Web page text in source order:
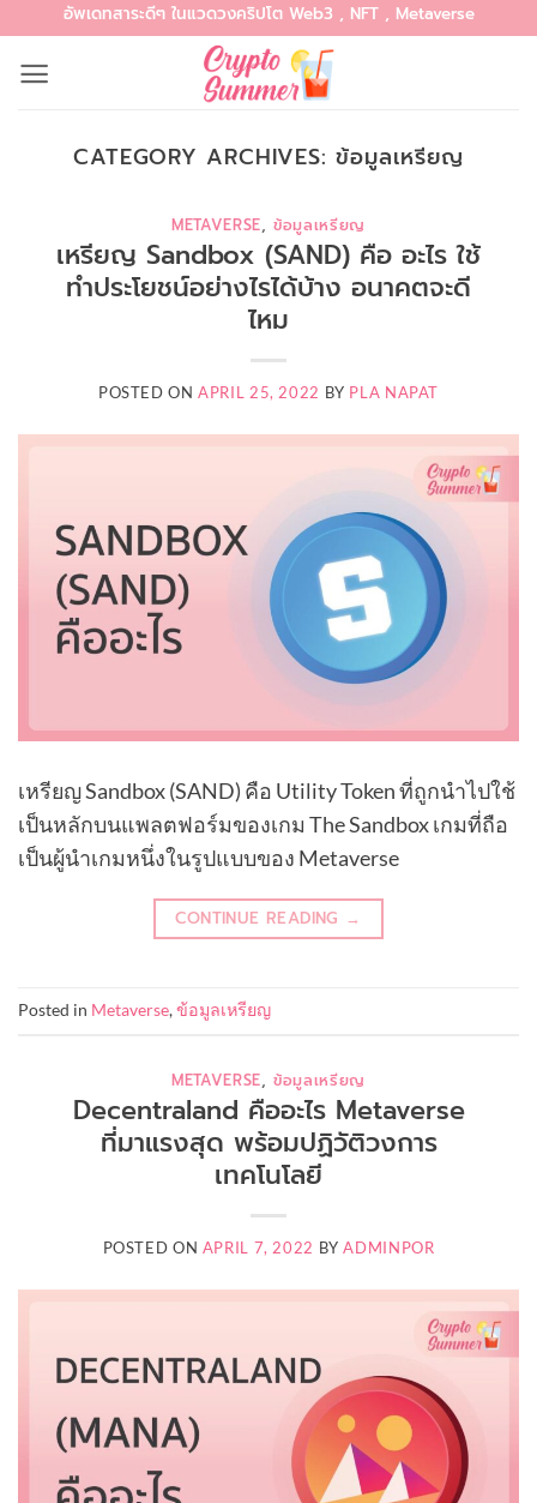
content
อัพเดทสาระดีๆ ในแวดวงคริปโต Web3 , NFT , Metaverse
CATEGORY ARCHIVES: ข้อมูลเหรียญ
METAVERSE,ข้อมูลเหรียญ
เหรียญ Sandbox (SAND) คือ อะไร ใช้
ทำประโยชน์อย่างไรได้บ้าง อนาคตจะดี
ไหม
POSTED ONAPRIL 25, 2022 BY PLA NAPAT
เหรียญ Sandbox (SAND) คือ Utility Token ที่ถูกนำไปใช้
เป็นหลักบนแพลตฟอร์มของเกม The Sandbox เกมที่ถือ
เป็นผู้นำเกมหนึ่งในรูปแบบของ Metaverse
CONTINUE READING →
Posted in Metaverse,ข้อมูลเหรียญ
METAVERSE,ข้อมูลเหรียญ
Decentraland คืออะไร Metaverse
ที่มาแรงสุด พร้อมปฏิวัติวงการ
เทคโนโลยี
POSTED ON APRIL 7, 2022 BYADMINPOR